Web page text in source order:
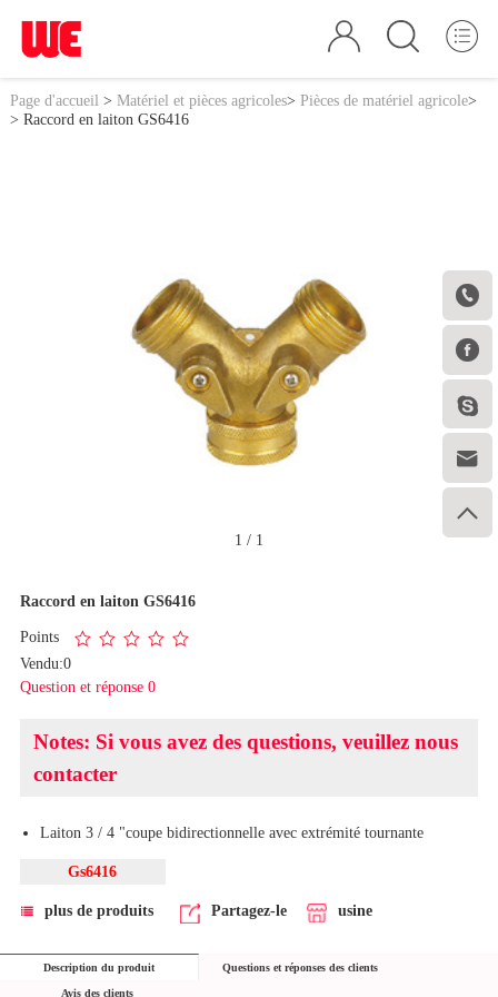





Page d'accueil > Matériel et pièces agricoles> Pièces de matériel agricole>
> Raccord en laiton GS6416
1 / 1
Raccord en laiton GS6416
Points
Vendu:0
Question et réponse 0
Notes: Si vous avez des questions, veuillez nous
contacter
Laiton 3 / 4 "coupe bidirectionnelle avec extrémité tournante
Gs6416
plus de produits Partagez-le usine
Description du produit Questions et réponses des clients
Avis des clients